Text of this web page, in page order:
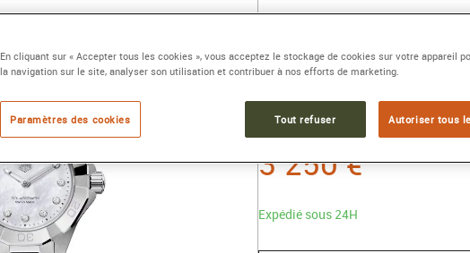
PROFESSIONAL
Quartz solaire, 28 mm,
Référence :WBP141H.BA0049
Collection :TAG Heuer
3 250 €
Expédié sous 24H
En cliquant sur « Accepter tous les cookies », vous acceptez le stockage de cookies sur votre appareil
la navigation sur le site, analyser son utilisation et contribuer à nos efforts de marketing.
Paramètres des cookies Tout refuser Autoriser tous